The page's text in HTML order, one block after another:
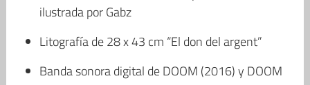
ilustrada por Gabz
Litografía de 28 x 43 cm “El don del argent”
Banda sonora digital de DOOM (2016) y DOOM